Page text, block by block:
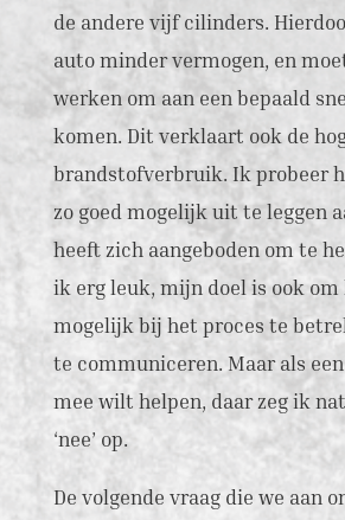
de andere vijf cilinders.
auto minder vermogen, en
werken om aan een bepaald
komen. Dit verklaart ook de
brandstofverbruik. Ik probeer
zo goed mogelijk uit te leggen
heeft zich aangeboden om te
ik erg leuk, mijn doel is ook
mogelijk bij het proces te
te communiceren. Maar als
mee wilt helpen, daar zeg ik
‘nee’ op.
De volgende vraag die we aan